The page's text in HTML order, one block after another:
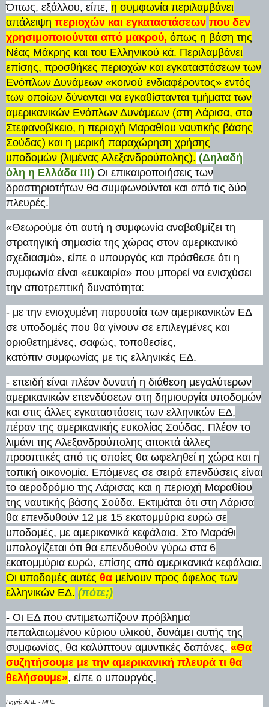
Όπως, εξάλλου, είπε, η συμφωνία περιλαμβάνει
απάλειψη περιοχών και εγκαταστάσεων που δεν
χρησιμοποιούνται από μακρού, όπως η βάση της
Νέας Μάκρης και του Ελληνικού κά. Περιλαμβάνει
επίσης, προσθήκες περιοχών και εγκαταστάσεων των
Ενόπλων Δυνάμεων «κοινού ενδιαφέροντος» εντός
των οποίων δύνανται να εγκαθίστανται τμήματα των
αμερικανικών Ενόπλων Δυνάμεων (στη Λάρισα, στο
Στεφανοβίκειο, η περιοχή Μαραθίου ναυτικής βάσης
Σούδας) και η μερική παραχώρηση χρήσης
υποδομών (λιμένας Αλεξανδρούπολης). (Δηλαδή
όλη η Ελλάδα !!!) Οι επικαιροποιήσεις των
δραστηριοτήτων θα συμφωνούνται και από τις δύο
πλευρές.
«Θεωρούμε ότι αυτή η συμφωνία αναβαθμίζει τη
στρατηγική σημασία της χώρας στον αμερικανικό
σχεδιασμό», είπε ο υπουργός και πρόσθεσε ότι η
συμφωνία είναι «ευκαιρία» που μπορεί να ενισχύσει
την αποτρεπτική δυνατότητα:
- με την ενισχυμένη παρουσία των αμερικανικών ΕΔ
σε υποδομές που θα γίνουν σε επιλεγμένες και
οριοθετημένες, σαφώς, τοποθεσίες,
κατόπιν συμφωνίας με τις ελληνικές ΕΔ.
- επειδή είναι πλέον δυνατή η διάθεση μεγαλύτερων
αμερικανικών επενδύσεων στη δημιουργία υποδομών
και στις άλλες εγκαταστάσεις των ελληνικών ΕΔ,
πέραν της αμερικανικής ευκολίας Σούδας. Πλέον το
λιμάνι της Αλεξανδρούπολης αποκτά άλλες
προοπτικές από τις οποίες θα ωφεληθεί η χώρα και η
τοπική οικονομία. Επόμενες σε σειρά επενδύσεις είναι
το αεροδρόμιο της Λάρισας και η περιοχή Μαραθίου
της ναυτικής βάσης Σούδα. Εκτιμάται ότι στη Λάρισα
θα επενδυθούν 12 με 15 εκατομμύρια ευρώ σε
υποδομές, με αμερικανικά κεφάλαια. Στο Μαράθι
υπολογίζεται ότι θα επενδυθούν γύρω στα 6
εκατομμύρια ευρώ, επίσης από αμερικανικά κεφάλαια.
Οι υποδομές αυτές θα μείνουν προς όφελος των
ελληνικών ΕΔ. (πότε;)
- Οι ΕΔ που αντιμετωπίζουν πρόβλημα
πεπαλαιωμένου κύριου υλικού, δυνάμει αυτής της
συμφωνίας, θα καλύπτουν αμυντικές δαπάνες. «Θα
συζητήσουμε με την αμερικανική πλευρά τι θα
θελήσουμε», είπε ο υπουργός.
Πηγή: ΑΠΕ - ΜΠΕ